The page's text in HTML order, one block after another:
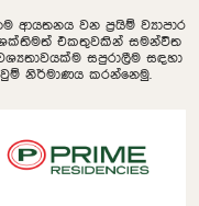
ආයතනය වන ප්‍රයිම් ව්‍යාපාර
ශක්තිමත් එකතුවකින් සමන්විත
සපුරාලීම සඳහා
නිර්මාණය කරන්නෙමු.